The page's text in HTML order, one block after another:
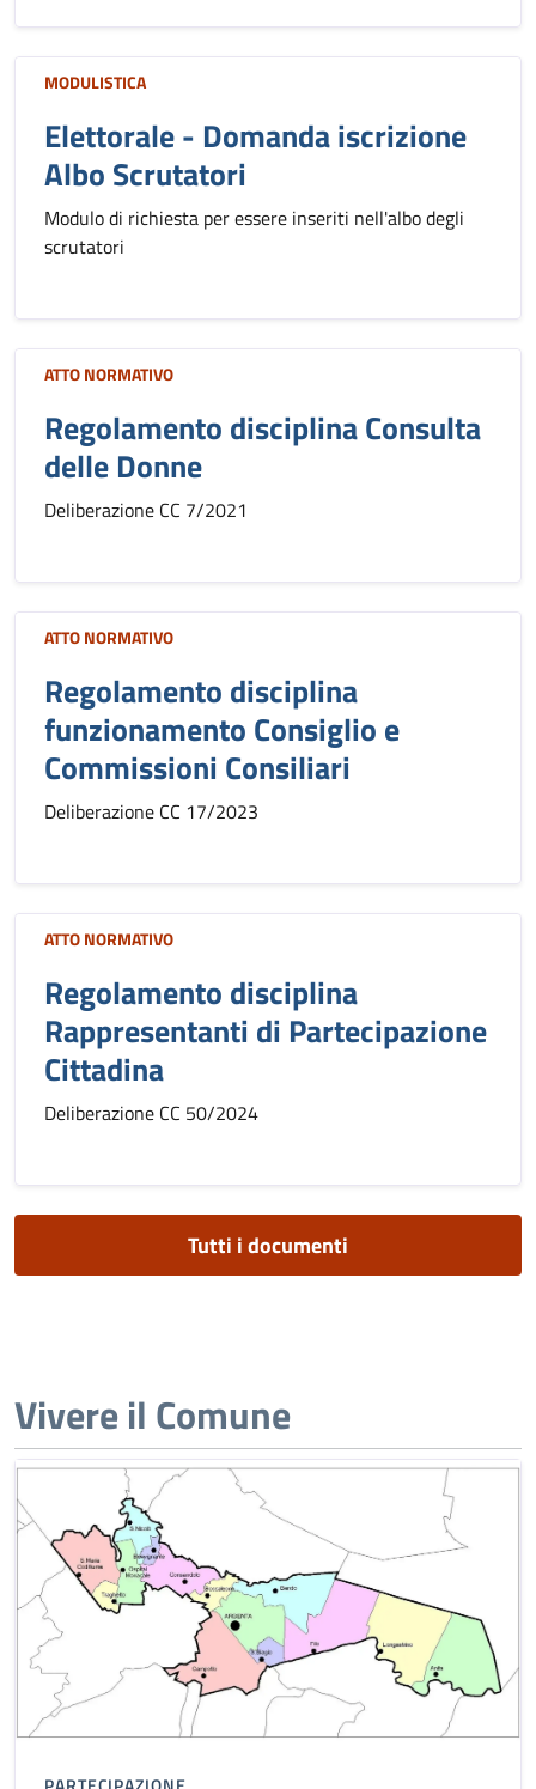
MODULISTICA
Elettorale - Domanda iscrizione
Albo Scrutatori
Modulo di richiesta per essere inseriti nell'albo degli
scrutatori
ATTO NORMATIVO
Regolamento disciplina Consulta
delle Donne
Deliberazione CC 7/2021
ATTO NORMATIVO
Regolamento disciplina
funzionamento Consiglio e
Commissioni Consiliari
Deliberazione CC 17/2023
ATTO NORMATIVO
Regolamento disciplina
Rappresentanti di Partecipazione
Cittadina
Deliberazione CC 50/2024
Tutti i documenti
Vivere il Comune